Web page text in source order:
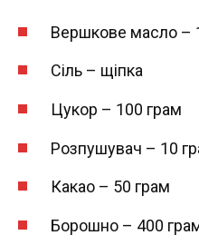
Вершкове масло –
Сіль – щіпка
Цукор – 100 грам
Розпушувач – 10
Какао – 50 грам
Борошно – 400